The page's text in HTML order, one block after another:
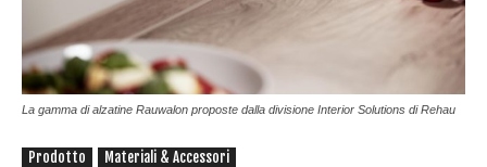
La gamma di alzatine Rauwalon proposte dalla divisione Interior Solutions di Rehau
Prodotto Materiali & Accessori